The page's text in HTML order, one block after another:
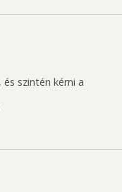
szintén kérni a